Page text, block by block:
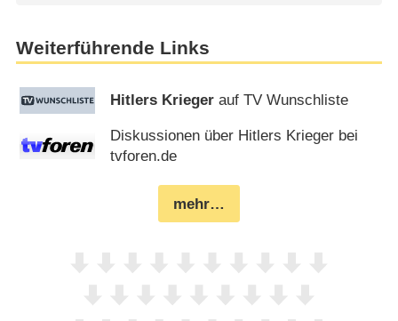
Weiterführende Links
Hitlers Krieger auf TV Wunschliste
Diskussionen über Hitlers Krieger bei
tvforen.de
mehr…